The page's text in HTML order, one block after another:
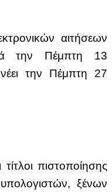
αιτήσεων
την Πέμπτη 13
την Πέμπτη 27
πιστοποίησης
ξένων